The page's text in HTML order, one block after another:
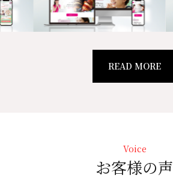
READ MORE
Voice
お客様の声